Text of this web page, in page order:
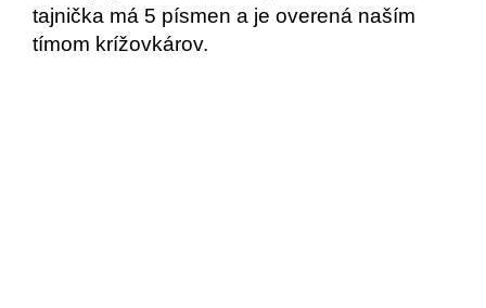
tajnička má 5 písmen a je overená naším
tímom krížovkárov.